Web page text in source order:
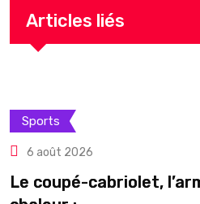
Articles liés
Sports
6 août 2026
Le coupé-cabriolet,